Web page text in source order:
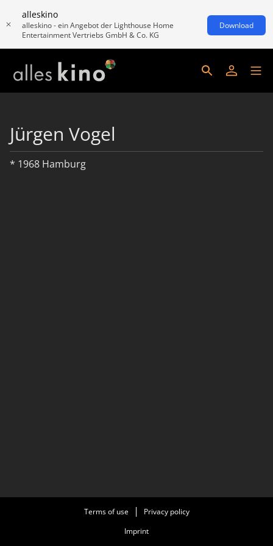
alleskino
alleskino - ein Angebot der Lighthouse Home
Entertainment Vertriebs GmbH & Co. KG
Download
Jürgen Vogel
* 1968 Hamburg
Terms of use
Privacy policy
Imprint